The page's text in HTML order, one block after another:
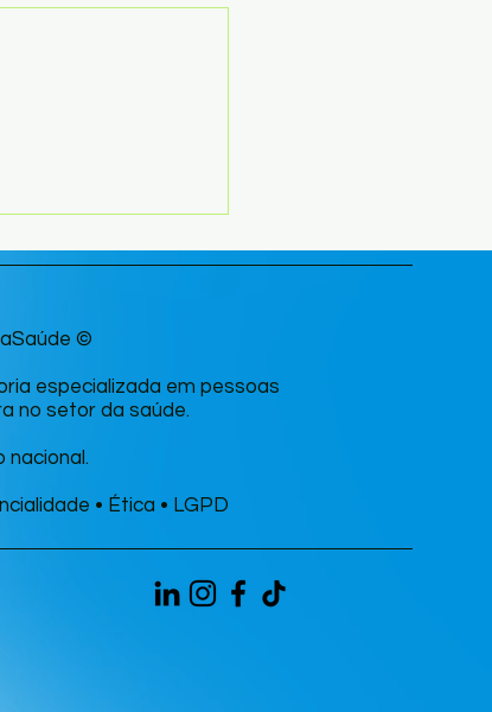
do bem-estar
saúde
©
especializada em pessoas
no setor da saúde.
nacional.
• Ética • LGPD